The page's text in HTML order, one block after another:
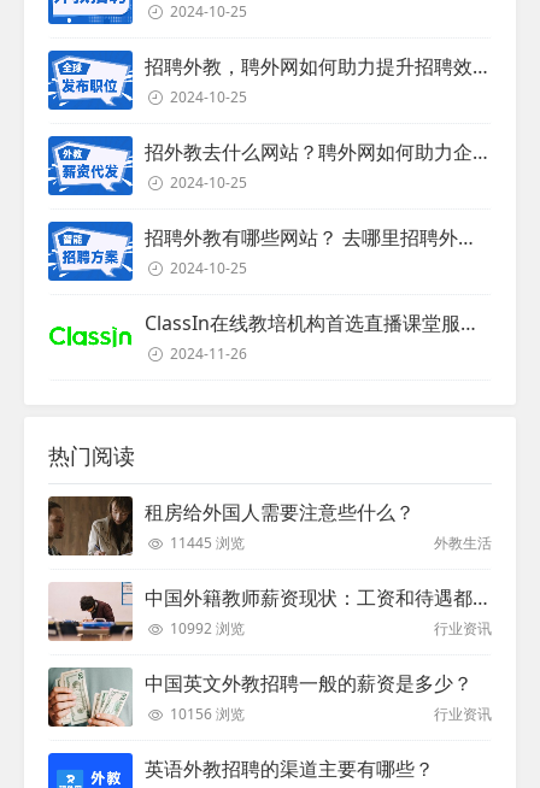
2024-10-25
招聘外教，聘外网如何助力提升招聘效率？
2024-10-25
招外教去什么网站？聘外网如何助力企业外教招聘
2024-10-25
招聘外教有哪些网站？ 去哪里招聘外教？
2024-10-25
ClassIn在线教培机构首选直播课堂服务商
2024-11-26
热门阅读
租房给外国人需要注意些什么？
11445 浏览 外教生活
中国外籍教师薪资现状：工资和待遇都非常高
10992 浏览 行业资讯
中国英文外教招聘一般的薪资是多少？
10156 浏览 行业资讯
英语外教招聘的渠道主要有哪些？